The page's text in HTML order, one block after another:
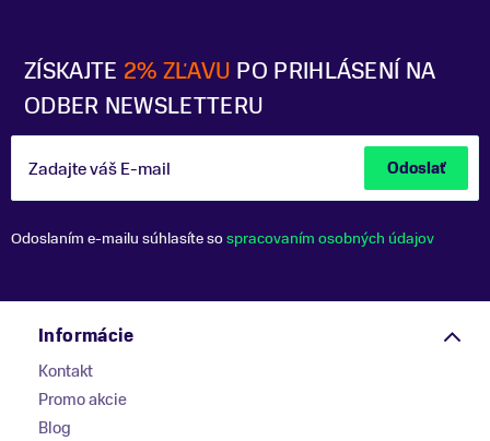
ZÍSKAJTE 2% ZĽAVU PO PRIHLÁSENÍ NA
ODBER NEWSLETTERU
Zadajte váš E-mail Odoslať
Odoslaním e-mailu súhlasíte sospracovaním osobných údajov
Informácie
Kontakt
Promo akcie
Blog